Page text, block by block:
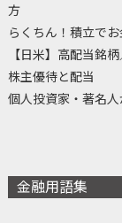
方
らくちん！積立で
【日米】高配当銘
株主優待と配当
個人投資家・著名
金融用語集